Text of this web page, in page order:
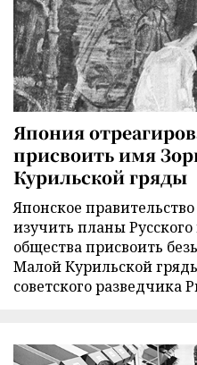
Япония
присвоить имя
Курильской гряды
Японское
изучить планы Русского
общества присвоить
Малой Курильской
советского разведчика